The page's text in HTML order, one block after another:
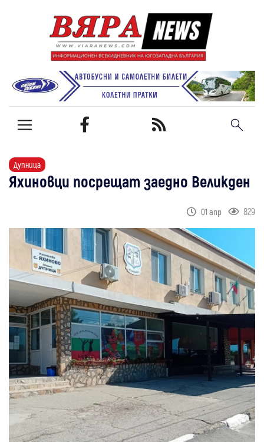
Дупница
Яхиновци посрещат заедно Великден
01 апр 829